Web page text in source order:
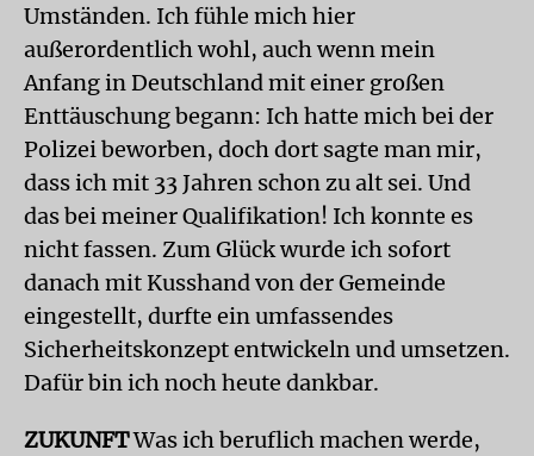
Umständen. Ich fühle mich hier
außerordentlich wohl, auch wenn mein
Anfang in Deutschland mit einer großen
Enttäuschung begann: Ich hatte mich bei der
Polizei beworben, doch dort sagte man mir,
dass ich mit 33 Jahren schon zu alt sei. Und
das bei meiner Qualifikation! Ich konnte es
nicht fassen. Zum Glück wurde ich sofort
danach mit Kusshand von der Gemeinde
eingestellt, durfte ein umfassendes
Sicherheitskonzept entwickeln und umsetzen.
Dafür bin ich noch heute dankbar.
ZUKUNFTWas ich beruflich machen werde,